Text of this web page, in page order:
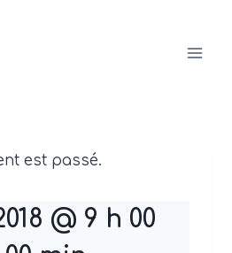
est passé.
@ 9 h 00